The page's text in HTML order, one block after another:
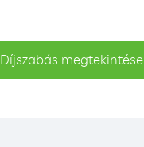
Díjszabás megtekintése